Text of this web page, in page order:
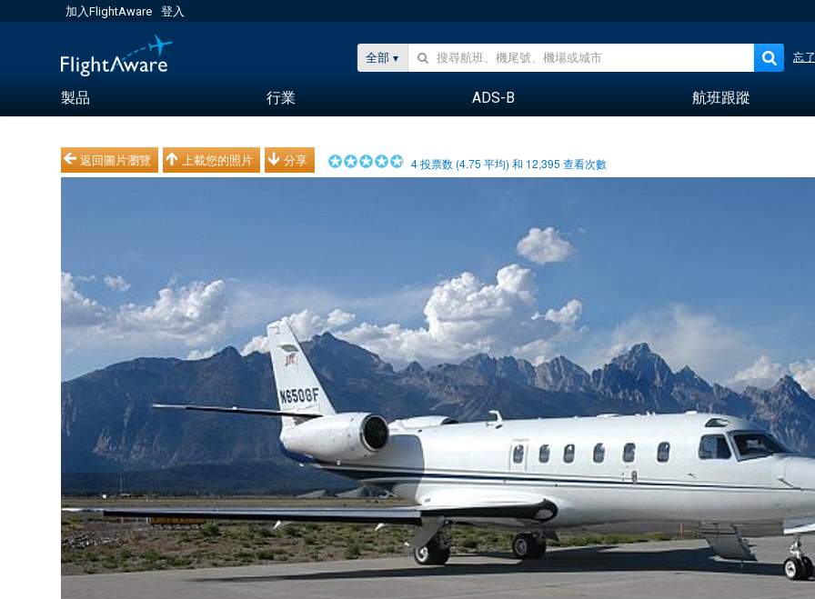
加入FlightAware 登入
全部 忘
製品 行業 ADS-B 航班跟蹤
返回圖片瀏覽 上載您的照片 分享 4投票数 (4.75 平均) 和 12,395 查看次數